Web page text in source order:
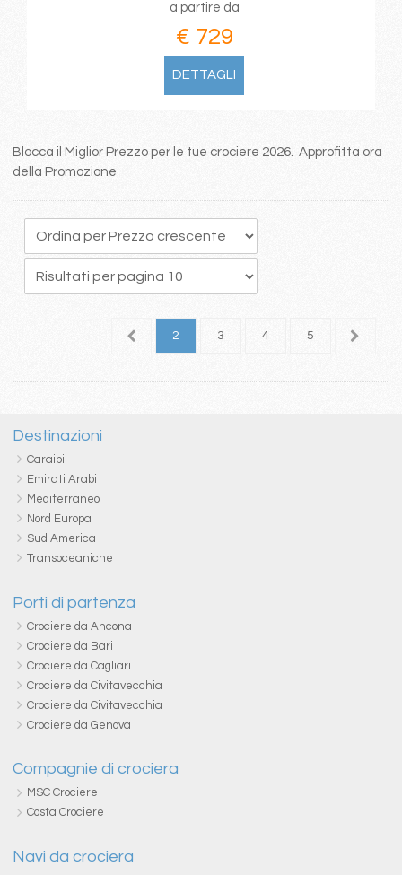
a partire da
€ 729
DETTAGLI
Blocca il Miglior Prezzo per le tue crociere 2026. Approfitta ora
della Promozione
1 2 3 4 5 6
Destinazioni
Caraibi
Emirati Arabi
Mediterraneo
Nord Europa
Sud America
Transoceaniche
Porti di partenza
Crociere da Ancona
Crociere da Bari
Crociere da Cagliari
Crociere da Civitavecchia
Crociere da Civitavecchia
Crociere da Genova
Compagnie di crociera
MSC Crociere
Costa Crociere
Navi da crociera